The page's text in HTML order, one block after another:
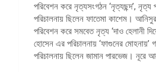
পরিবেশন করে নৃত্যসংগঠন ‘নৃত্যছন্দ’,
পরিচালনায় ছিলেন ফাতেমা কাশেম।
পরিবেশন করে সমবেত নৃত্য ‘দাও হেলানী
হোসেন এর পরিচালনায় ‘ফাগুনের
পরিচালনায় ছিলেন জামান পারভেজ। নূরে